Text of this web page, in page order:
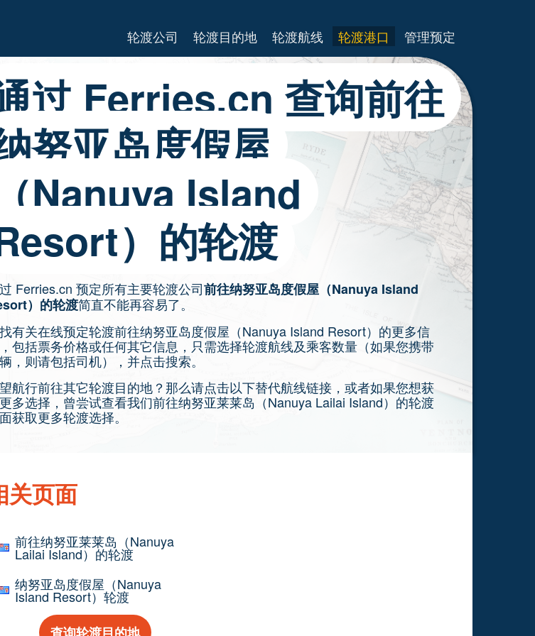
轮渡公司 轮渡目的地 轮渡航线 轮渡港口 管理预定
过 Ferries.cn 查询前往
努亚岛度假屋
（Nanuya Island
）的轮渡
Ferries.cn 预定所有主要轮渡公司前往纳努亚岛度假屋（Nanuya Island
）的轮渡简直不能再容易了。
有关在线预定轮渡前往纳努亚岛度假屋（Nanuya Island Resort）的更多信
包括票务价格或任何其它信息，只需选择轮渡航线及乘客数量（如果您携带
，则请包括司机），并点击搜索。
航行前往其它轮渡目的地？那么请点击以下替代航线链接，或者如果您想获
多选择，曾尝试查看我们前往纳努亚莱莱岛（Nanuya Lailai Island）的轮渡
获取更多轮渡选择。
关页面
前往纳努亚莱莱岛（Nanuya
Lailai Island）的轮渡
纳努亚岛度假屋（Nanuya
Island Resort）轮渡